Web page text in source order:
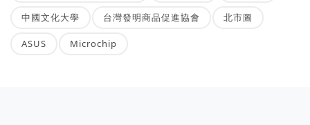
中國文化大學 台灣發明商品促進協會 北市圖
ASUS Microchip